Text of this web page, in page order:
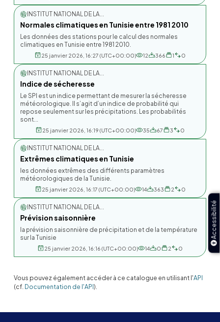
Accessibilité
INSTITUT NATIONAL DE LA...
Normales climatiques en Tunisie entre 1981 2010
Les données des stations pour le calcul des normales
climatiques en Tunisie entre 1981 2010.
25 janvier 2026, 16:27 (UTC+00:00) 12 366 1 0
INSTITUT NATIONAL DE LA...
Indice de sécheresse
Le SPI est un indice permettant de mesurer la sécheresse
météorologique. Il s’agit d’un indice de probabilité qui
repose seulement sur les précipitations. Les probabilités
sont...
25 janvier 2026, 16:19 (UTC+00:00) 35 67 3 0
INSTITUT NATIONAL DE LA...
Extrêmes climatiques en Tunisie
les données extrêmes des différents paramètres
météorologiques de la Tunisie.
25 janvier 2026, 16:17 (UTC+00:00) 14 363 2 0
INSTITUT NATIONAL DE LA...
Prévision saisonnière
la prévision saisonnière de précipitation et de la température
sur la Tunisie
25 janvier 2026, 16:16 (UTC+00:00) 14 0 2 0
Vous pouvez également accéder à ce catalogue en utilisant l'API
(cf. Documentation de l'API).